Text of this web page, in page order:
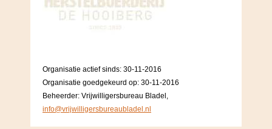
Organisatie actief sinds: 30-11-2016
Organisatie goedgekeurd op: 30-11-2016
Beheerder: Vrijwilligersbureau Bladel,
info@vrijwilligersbureaubladel.nl